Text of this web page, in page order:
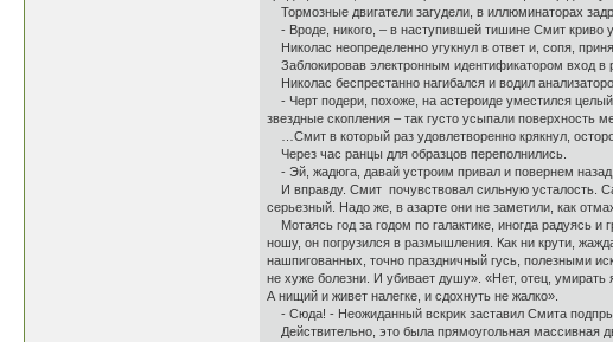
Тормозные двигатели загудели, в иллюминаторах
- Вроде, никого, – в наступившей тишине Смит криво
Николас неопределенно угукнул в ответ и, сопя,
Заблокировав электронным идентификатором вход в
Николас беспрестанно нагибался и водил
- Черт подери, похоже, на астероиде уместился
звездные скопления – так густо усыпали поверхность
…Смит в который раз удовлетворенно крякнул,
Через час ранцы для образцов переполнились.
- Эй, жадюга, давай устроим привал и повернем
И вправду. Смит почувствовал сильную усталость.
серьезный. Надо же, в азарте они не заметили, как
Мотаясь год за годом по галактике, иногда радуясь
ношу, он погрузился в размышления. Как ни крути,
нашпигованных, точно праздничный гусь, полезными
не хуже болезни. И убивает душу». «Нет, отец,
А нищий и живет налегке, и сдохнуть не жалко».
- Сюда! - Неожиданный вскрик заставил Смита
Действительно, это была прямоугольная массивная